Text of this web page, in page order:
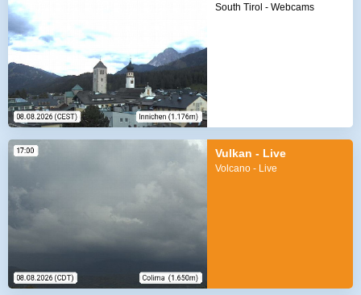
South Tirol - Webcams
Vulkan - Live
Volcano - Live